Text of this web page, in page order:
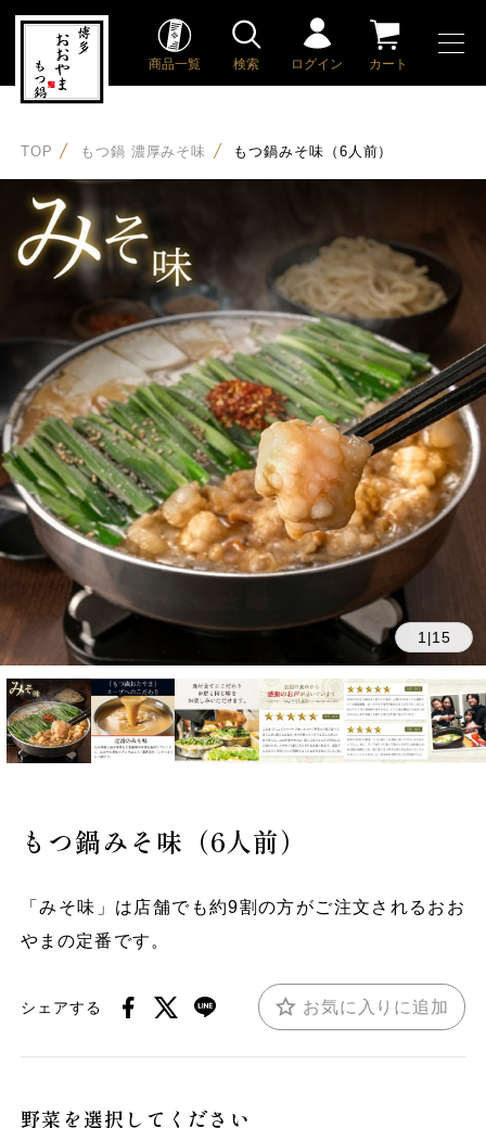
商品一覧 検索 ログイン カート
TOP もつ鍋 濃厚みそ味 もつ鍋みそ味（6人前）
1 |15
もつ鍋みそ味（6人前）
「みそ味」は店舗でも約9割の方がご注文されるおお
やまの定番です。
シェアする お気に入りに追加
野菜を選択してください